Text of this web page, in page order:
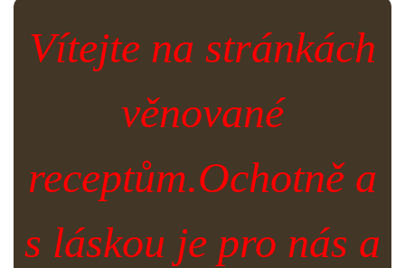
Vítejte na stránkách
věnované
receptům.Ochotně a
s láskou je pro nás a